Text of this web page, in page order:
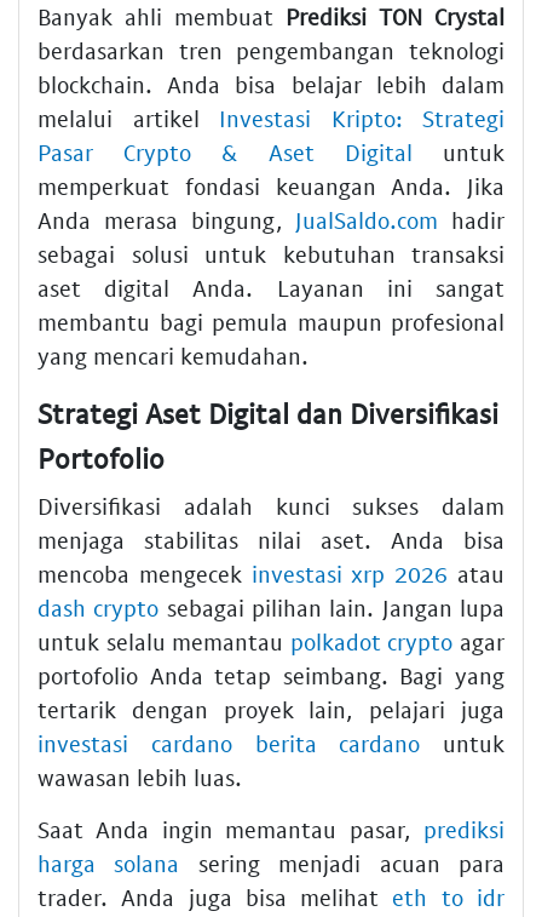
Banyak ahli membuat Prediksi TON Crystal
berdasarkan tren pengembangan teknologi
blockchain. Anda bisa belajar lebih dalam
melalui artikel Investasi Kripto: Strategi
Pasar Crypto & Aset Digital untuk
memperkuat fondasi keuangan Anda. Jika
Anda merasa bingung, JualSaldo.com hadir
sebagai solusi untuk kebutuhan transaksi
aset digital Anda. Layanan ini sangat
membantu bagi pemula maupun profesional
yang mencari kemudahan.
Strategi Aset Digital dan Diversifikasi
Portofolio
Diversifikasi adalah kunci sukses dalam
menjaga stabilitas nilai aset. Anda bisa
mencoba mengecek investasi xrp 2026 atau
dash crypto sebagai pilihan lain. Jangan lupa
untuk selalu memantau polkadot crypto agar
portofolio Anda tetap seimbang. Bagi yang
tertarik dengan proyek lain, pelajari juga
investasi cardano berita cardano untuk
wawasan lebih luas.
Saat Anda ingin memantau pasar, prediksi
harga solana
sering menjadi acuan para
trader. Anda juga bisa melihat eth to idr